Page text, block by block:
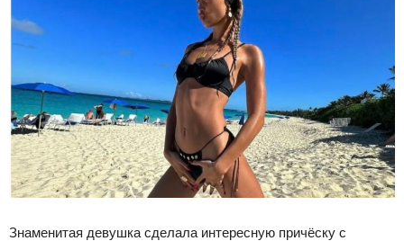
Знаменитая девушка сделала интересную причёску с